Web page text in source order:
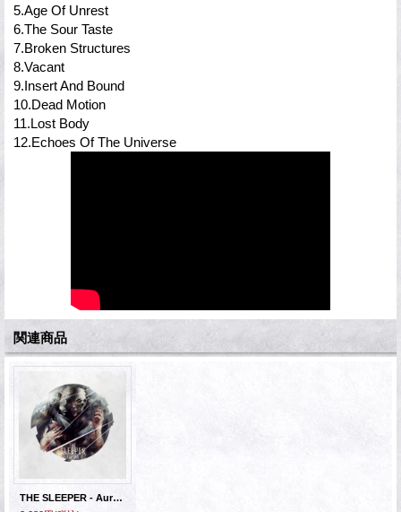
5.Age Of Unrest
6.The Sour Taste
7.Broken Structures
8.Vacant
9.Insert And Bound
10.Dead Motion
11.Lost Body
12.Echoes Of The Universe
関連商品
THE SLEEPER - Aurora [CD]